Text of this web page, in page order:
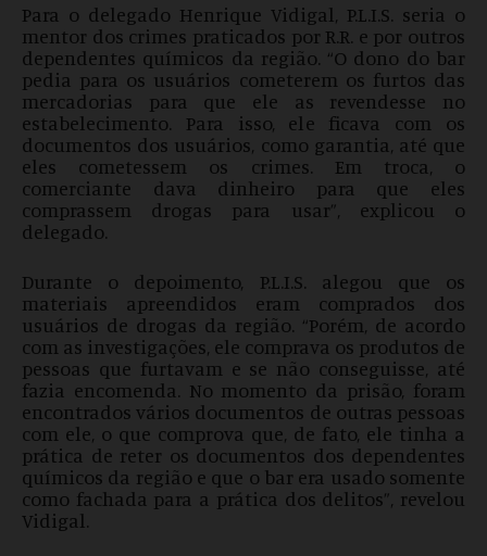
Para o delegado Henrique Vidigal, P.L.I.S. seria o
mentor dos crimes praticados por R.R. e por outros
dependentes químicos da região. “O dono do bar
pedia para os usuários cometerem os furtos das
mercadorias para que ele as revendesse no
estabelecimento. Para isso, ele ficava com os
documentos dos usuários, como garantia, até que
eles cometessem os crimes. Em troca, o
comerciante dava dinheiro para que eles
comprassem drogas para usar”, explicou o
delegado.
Durante o depoimento, P.L.I.S. alegou que os
materiais apreendidos eram comprados dos
usuários de drogas da região. “Porém, de acordo
com as investigações, ele comprava os produtos de
pessoas que furtavam e se não conseguisse, até
fazia encomenda. No momento da prisão, foram
encontrados vários documentos de outras pessoas
com ele, o que comprova que, de fato, ele tinha a
prática de reter os documentos dos dependentes
químicos da região e que o bar era usado somente
como fachada para a prática dos delitos”, revelou
Vidigal.